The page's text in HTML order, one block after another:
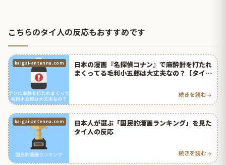
こちらのタイ人の反応もおすすめです
kaigai-antenna.com
日本の漫画『名探偵コナン』で麻酔針を打たれ
まくってる毛利小五郎は大丈夫なの？【タイ人
続きを読む
kaigai-antenna.com
日本人が選ぶ「国民的漫画ランキング」を見た
タイ人の反応
続きを読む